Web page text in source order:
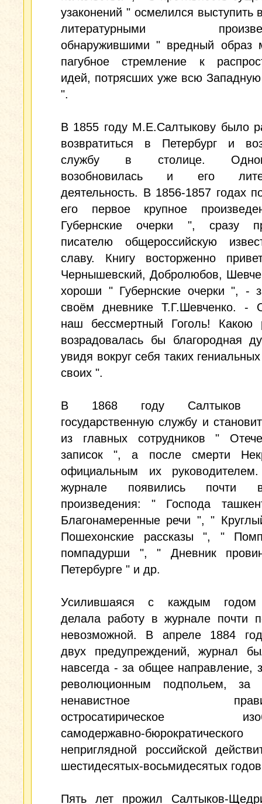
узаконений " осмелился выступить
литературными
обнаружившими " вредный образ
пагубное стремление к
идей, потрясших уже всю
".
В 1855 году М.Е.Салтыкову было
возвратиться в Петербург и
службу в столице.
возобновилась и его
деятельность. В 1856-1857 годах
его первое крупное
Губернские очерки ", сразу
писателю общероссийскую
славу. Книгу восторженно
Чернышевский, Добролюбов,
хороши " Губернские очерки ", -
своём дневнике Т.Г.Шевченко. -
наш бессмертный Гоголь! Какою
возрадовалась бы благородная
увидя вокруг себя таких
своих ".
В 1868 году Салтыков
государственную службу и
из главных сотрудников "
записок ", а после смерти
официальным их
журнале появились почти
произведения: " Господа
Благонамеренные речи ", "
Пошехонские рассказы ", "
помпадурши ", " Дневник
Петербурге " и др.
Усилившаяся с каждым годом
делала работу в журнале почти
невозможной. В апреле 1884
двух предупреждений, журнал
навсегда - за общее направление,
революционным подпольем, за
ненавистное
остросатирическое
самодержавно-
неприглядной российской
шестидесятых-восьмидесятых
Пять лет прожил Салтыков-